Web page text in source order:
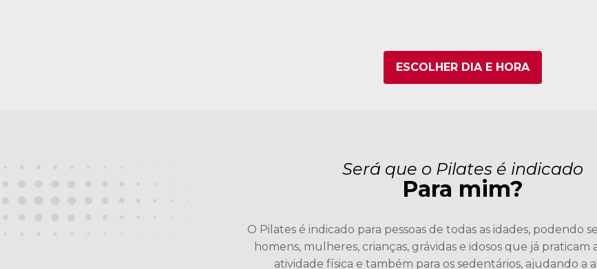
ESCOLHER DIA E HORA
Será que o Pilates é indicado
Para mim?
O Pilates é indicado para pessoas de todas as idades, podendo
homens, mulheres, crianças, grávidas e idosos que já
atividade física e também para os sedentários, ajudando a